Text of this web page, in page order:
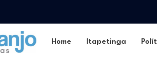
Home Itapetinga